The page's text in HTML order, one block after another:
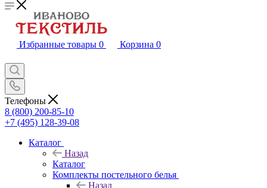
Избранные товары 0 Корзина 0
Телефоны
8 (800) 200-85-10
+7 (495) 128-39-08
Каталог
Назад
Каталог
Комплекты постельного белья
Назад